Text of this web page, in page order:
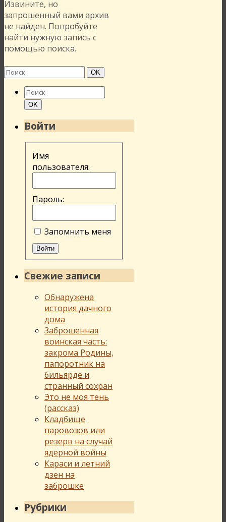
Извините, но
запрошенный вами архив
не найден. Попробуйте
найти нужную запись с
помощью поиска.
Найти: Поиск
OK
Найти:
Поиск
OK
Войти
Имя
пользователя:
Пароль:
Запомнить меня
Войти
Свежие записи
Обнаружена
история дачного
дома
Заброшенная
воинская часть:
закрома Родины,
папоротник на
бильярде и
странный сохран
Это не моя тень
(рассказ)
Кладбище
паровозов или
резерв на случай
ядерной войны
Караси и летний
дзен на
заброшке
Рубрики